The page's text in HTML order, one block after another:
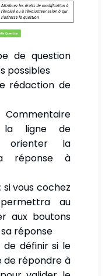
de question
possibles
rédaction de
la ligne de
orienter la
réponse à
vous cochez
au
aux boutons
réponse
définir si le
de répondre à